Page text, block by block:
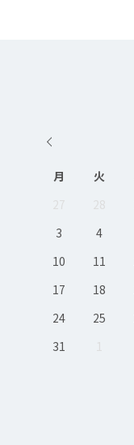
月 火
27
28
3
4
10
11
17
18
24
25
31
1